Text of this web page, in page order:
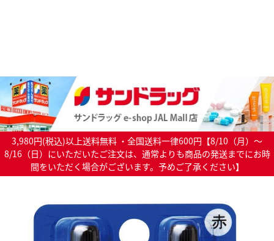
3,980円(税込)以上送料無料 ・全国送料一律600円【8/10（月）～
8/16（日）にいただいたご注文は、通常よりも商品の発送までにお時
間をいただく場合がございます。予めご了承ください】